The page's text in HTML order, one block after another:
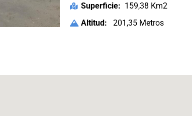
Superficie: 159,38 Km2
Altitud: 201,35 Metros